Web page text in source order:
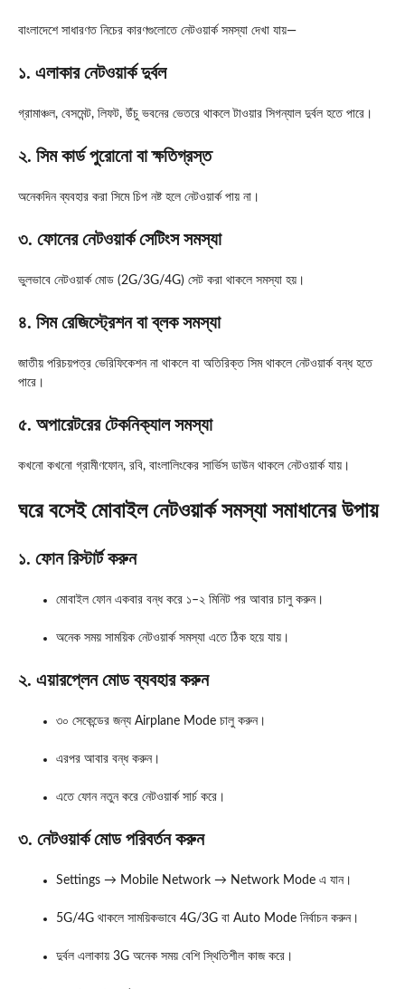
বাংলাদেশে সাধারণত নিচের কারণগুলোতে নেটওয়ার্ক সমস্যা দেখা যায়—
১. এলাকার নেটওয়ার্ক দুর্বল
গ্রামাঞ্চল, বেসমেন্ট, লিফট, উঁচু ভবনের ভেতরে থাকলে টাওয়ার সিগন্যাল দুর্বল হতে পারে।
২. সিম কার্ড পুরোনো বা ক্ষতিগ্রস্ত
অনেকদিন ব্যবহার করা সিমে চিপ নষ্ট হলে নেটওয়ার্ক পায় না।
৩. ফোনের নেটওয়ার্ক সেটিংস সমস্যা
ভুলভাবে নেটওয়ার্ক মোড (2G/3G/4G) সেট করা থাকলে সমস্যা হয়।
৪. সিম রেজিস্ট্রেশন বা ব্লক সমস্যা
জাতীয় পরিচয়পত্র ভেরিফিকেশন না থাকলে বা অতিরিক্ত সিম থাকলে নেটওয়ার্ক বন্ধ হতে
পারে।
৫. অপারেটরের টেকনিক্যাল সমস্যা
কখনো কখনো গ্রামীণফোন, রবি, বাংলালিংকের সার্ভিস ডাউন থাকলে নেটওয়ার্ক যায়।
ঘরে বসেই মোবাইল নেটওয়ার্ক সমস্যা সমাধানের উপায়
১. ফোন রিস্টার্ট করুন
মোবাইল ফোন একবার বন্ধ করে ১–২ মিনিট পর আবার চালু করুন।
অনেক সময় সাময়িক নেটওয়ার্ক সমস্যা এতে ঠিক হয়ে যায়।
২. এয়ারপ্লেন মোড ব্যবহার করুন
৩০ সেকেন্ডের জন্য Airplane Mode চালু করুন।
এরপর আবার বন্ধ করুন।
এতে ফোন নতুন করে নেটওয়ার্ক সার্চ করে।
৩. নেটওয়ার্ক মোড পরিবর্তন করুন
Settings → Mobile Network → Network Mode এ যান।
5G/4G থাকলে সাময়িকভাবে 4G/3G বা Auto Mode নির্বাচন করুন।
দুর্বল এলাকায় 3G অনেক সময় বেশি স্থিতিশীল কাজ করে।